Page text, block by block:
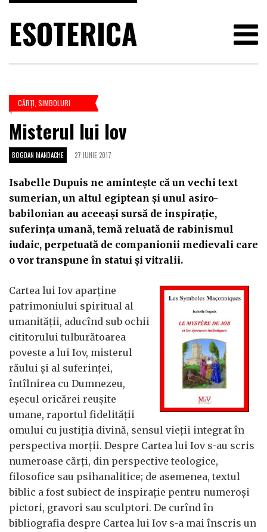
ESOTERICA
CĂRŢI SIMBOLURI
Misterul lui Iov
BOGDAN MANDACHE 27 IUNIE 2017
Isabelle Dupuis ne amintește că un vechi text
sumerian, un altul egiptean și unul asiro-
babilonian au aceeași sursă de inspirație,
suferința umană, temă reluată de rabinismul
iudaic, perpetuată de companionii medievali care
o vor transpune în statui și vitralii.
Cartea lui Iov aparține
patrimoniului spiritual al
umanității, aducînd sub ochii
cititorului tulburătoarea
poveste a lui Iov, misterul
răului și al suferinței,
întîlnirea cu Dumnezeu,
eșecul oricărei reușite
umane, raportul fidelității
omului cu justiția divină, sensul vieții integrat în
perspectiva morții. Despre Cartea lui Iov s-au scris
numeroase cărți, din perspective teologice,
filosofice sau psihanalitice; de asemenea, textul
biblic a fost subiect de inspirație pentru numeroși
pictori, gravori sau sculptori. De curînd în
bibliografia despre Cartea lui Iov s-a mai înscris un